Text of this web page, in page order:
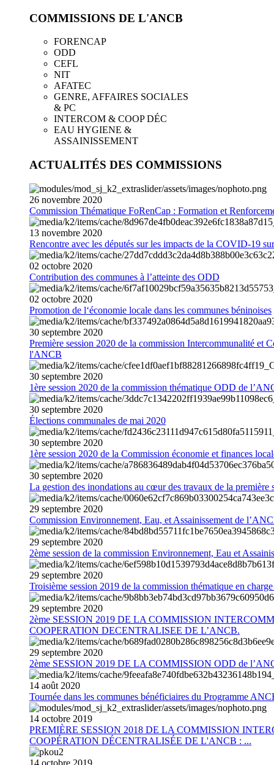
COMMISSIONS DE L'ANCB
FORENCAP
ODD
CEFL
NIT
AFATEC
GENRE, AFFAIRES SOCIALES
& PC
INTERCOM & COOP DÉC
EAU HYGIENE &
ASSAINISSEMENT
ACTUALITÉS DES COMMISSIONS
26 novembre 2020
Commission Thématique FoRenCap : Formation et
13 novembre 2020
Rencontre avec les députés sur les impacts de la COVID-19
02 octobre 2020
Contribution des communes à l’atteinte des ODD
02 octobre 2020
Promotion de l‘économie locale dans les communes béninoises
30 septembre 2020
Première session 2020 de la commission Intercommunalité et
l'ANCB
30 septembre 2020
1ère session 2020 de la commission thématique ODD de
30 septembre 2020
Élections communales de mai 2020
30 septembre 2020
1ère session 2020 de la Commission économie et finances
30 septembre 2020
La gestion des inondations au cœur des travaux de la première
29 septembre 2020
Commission Environnement, Eau, et Assainissement de
29 septembre 2020
2ème session de la commission Environnement, Eau et
29 septembre 2020
Troisième session 2019 de la commission thématique en
29 septembre 2020
2ème SESSION 2019 DE LA COMMISSION
COOPERATION DECENTRALISEE DE L’ANCB.
29 septembre 2020
2ème SESSION 2019 DE LA COMMISSION ODD de
14 août 2020
Tournée dans les communes bénéficiaires du Programme
14 octobre 2019
PREMIÈRE SESSION 2018 DE LA COMMISSION
COOPÉRATION DÉCENTRALISÉE DE L'ANCB : ...
14 octobre 2019